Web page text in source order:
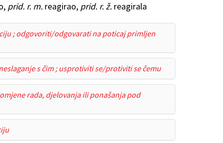
prid. r. m. reagirao, prid. r. ž. reagirala
; odgovoriti/odgovarati na poticaj primljen
s čim ; usprotiviti se/protiviti se čemu
rada, djelovanja ili ponašanja pod